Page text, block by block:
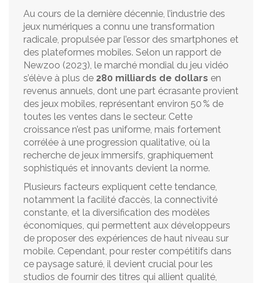
Au cours de la dernière décennie, l’industrie des
jeux numériques a connu une transformation
radicale, propulsée par l’essor des smartphones et
des plateformes mobiles. Selon un rapport de
Newzoo (2023), le marché mondial du jeu vidéo
s’élève à plus de 280 milliards de dollars en
revenus annuels, dont une part écrasante provient
des jeux mobiles, représentant environ 50 % de
toutes les ventes dans le secteur. Cette
croissance n’est pas uniforme, mais fortement
corrélée à une progression qualitative, où la
recherche de jeux immersifs, graphiquement
sophistiqués et innovants devient la norme.
Plusieurs facteurs expliquent cette tendance,
notamment la facilité d’accès, la connectivité
constante, et la diversification des modèles
économiques, qui permettent aux développeurs
de proposer des expériences de haut niveau sur
mobile. Cependant, pour rester compétitifs dans
ce paysage saturé, il devient crucial pour les
studios de fournir des titres qui allient qualité,